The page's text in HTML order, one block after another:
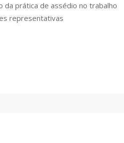
prática de assédio no trabalho
representativas